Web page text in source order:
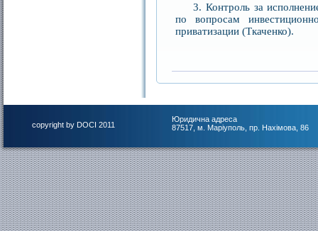
3. Контроль за
по вопросам
приватизации (Ткаченко).
copyright by DOCI 2011
Юридична адреса
87517, м. Маріуполь, пр. Нахімова, 86